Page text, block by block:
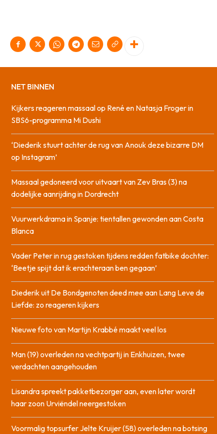
NET BINNEN
Kijkers reageren massaal op René en Natasja Froger in
SBS6-programma Mi Dushi
‘Diederik stuurt achter de rug van Anouk deze bizarre DM
op Instagram’
Massaal gedoneerd voor uitvaart van Zev Bras (3) na
dodelijke aanrijding in Dordrecht
Vuurwerkdrama in Spanje: tientallen gewonden aan Costa
Blanca
Vader Peter in rug gestoken tijdens redden fatbike dochter:
‘Beetje spijt dat ik erachteraan ben gegaan’
Diederik uit De Bondgenoten deed mee aan Lang Leve de
Liefde: zo reageren kijkers
Nieuwe foto van Martijn Krabbé maakt veel los
Man (19) overleden na vechtpartij in Enkhuizen, twee
verdachten aangehouden
Lisandra spreekt pakketbezorger aan, even later wordt
haar zoon Urviëndel neergestoken
Voormalig topsurfer Jelte Kruijer (58) overleden na botsing